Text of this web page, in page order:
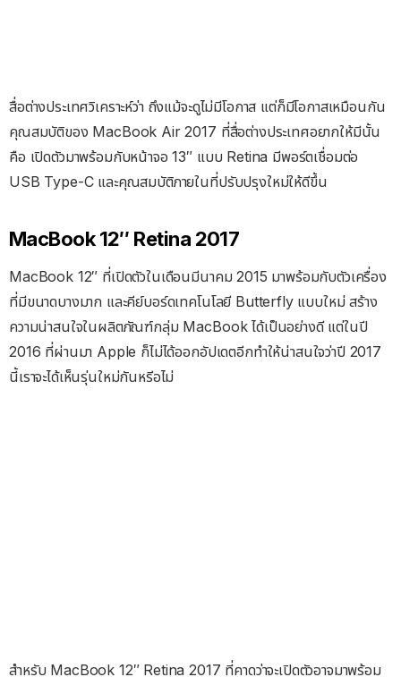
สื่อต่างประเทศวิเคราะห์ว่า ถึงแม้จะดูไม่มีโอกาส แต่ก็มีโอกาสเหมือนกัน
คุณสมบัติของ MacBook Air 2017 ที่สื่อต่างประเทศอยากให้มีนั้น
คือ เปิดตัวมาพร้อมกับหน้าจอ 13″ แบบ Retina มีพอร์ตเชื่อมต่อ
USB Type-C และคุณสมบัติภายในที่ปรับปรุงใหม่ให้ดีขึ้น
MacBook 12″ Retina 2017
MacBook 12″ ที่เปิดตัวในเดือนมีนาคม 2015 มาพร้อมกับตัวเครื่อง
ที่มีขนาดบางมาก และคีย์บอร์ดเทคโนโลยี Butterfly แบบใหม่ สร้าง
ความน่าสนใจในผลิตภัณฑ์กลุ่ม MacBook ได้เป็นอย่างดี แต่ในปี
2016 ที่ผ่านมา Apple ก็ไม่ได้ออกอัปเดตอีกทำให้น่าสนใจว่าปี 2017
นี้เราจะได้เห็นรุ่นใหม่กันหรีอไม่
สำหรับ MacBook 12″ Retina 2017 ที่คาดว่าจะเปิดตัวอาจมาพร้อม